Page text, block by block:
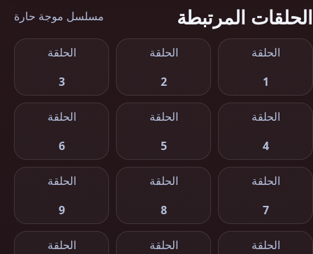
الحلقات المرتبطة مسلسل موجة حارة
الحلقة
1
الحلقة
2
الحلقة
3
الحلقة
4
الحلقة
5
الحلقة
6
الحلقة
7
الحلقة
8
الحلقة
9
الحلقة
الحلقة
الحلقة